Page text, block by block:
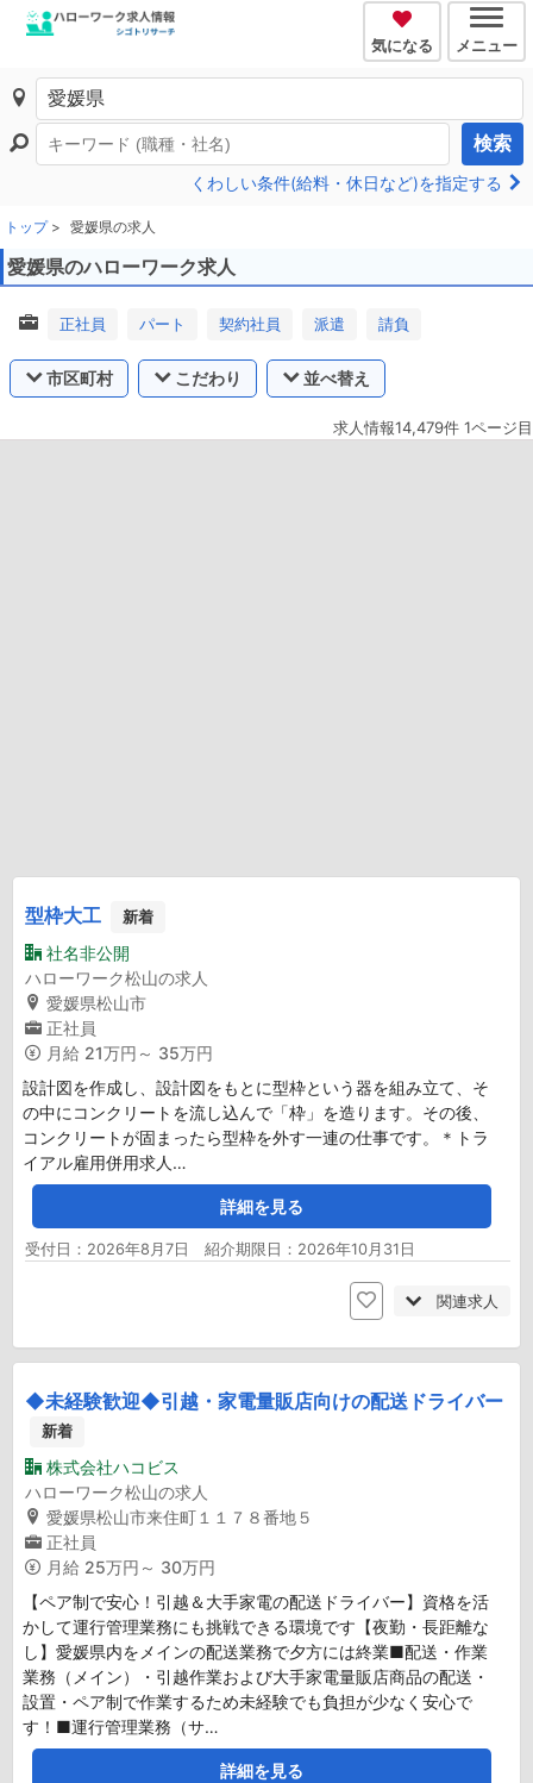
気になる メニュー
検索
くわしい条件(給料・休日など)を指定する
トップ 愛媛県の求人
愛媛県のハローワーク求人
正社員 パート 契約社員 派遣 請負
市区町村 こだわり 並べ替え
求人情報14,479件 1ページ目
型枠大工 新着
社名非公開
ハローワーク松山の求人
愛媛県松山市
正社員
月給 21万円～ 35万円
設計図を作成し、設計図をもとに型枠という器を組み立て、そ
の中にコンクリートを流し込んで「枠」を造ります。その後、
コンクリートが固まったら型枠を外す一連の仕事です。＊トラ
イアル雇用併用求人…
詳細を見る
受付日：2026年8月7日 紹介期限日：2026年10月31日
関連求人
◆未経験歓迎◆引越・家電量販店向けの配送ドライバー
新着
株式会社ハコビス
ハローワーク松山の求人
愛媛県松山市来住町１１７８番地５
正社員
月給 25万円～ 30万円
【ペア制で安心！引越＆大手家電の配送ドライバー】資格を活
かして運行管理業務にも挑戦できる環境です【夜勤・長距離な
し】愛媛県内をメインの配送業務で夕方には終業■配送・作業
業務（メイン）・引越作業および大手家電量販店商品の配送・
設置・ペア制で作業するため未経験でも負担が少なく安心で
す！■運行管理業務（サ…
詳細を見る